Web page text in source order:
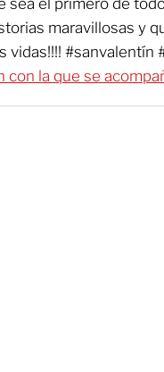
maravillosas y
vidas!!!! #sanvalentín
con la que se